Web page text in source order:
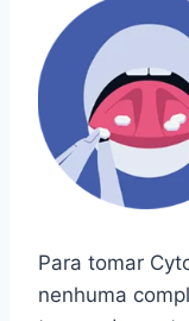
Para tomar
nenhuma